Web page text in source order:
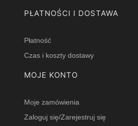
PŁATNOŚCI I DOSTAWA
Płatność
Czas i koszty dostawy
MOJE KONTO
Moje zamówienia
Zaloguj się/Zarejestruj się